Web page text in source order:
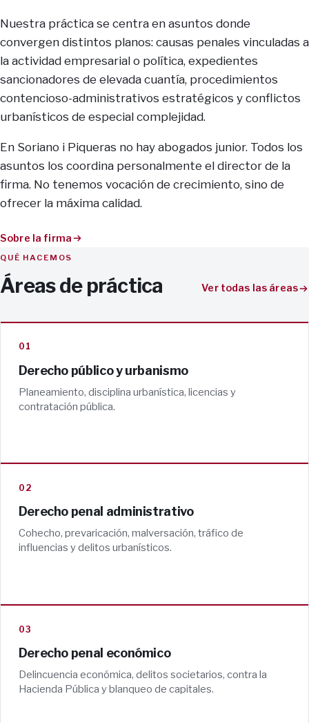
Nuestra práctica se centra en asuntos donde
convergen distintos planos: causas penales vinculadas a
la actividad empresarial o política, expedientes
sancionadores de elevada cuantía, procedimientos
contencioso-administrativos estratégicos y conflictos
urbanísticos de especial complejidad.
En Soriano i Piqueras no hay abogados junior. Todos los
asuntos los coordina personalmente el director de la
firma. No tenemos vocación de crecimiento, sino de
ofrecer la máxima calidad.
Sobre la firma
QUÉ HACEMOS
Áreas de práctica Ver todas las áreas
01
Derecho público y urbanismo
Planeamiento, disciplina urbanística, licencias y
contratación pública.
02
Derecho penal administrativo
Cohecho, prevaricación, malversación, tráfico de
influencias y delitos urbanísticos.
03
Derecho penal económico
Delincuencia económica, delitos societarios, contra la
Hacienda Pública y blanqueo de capitales.